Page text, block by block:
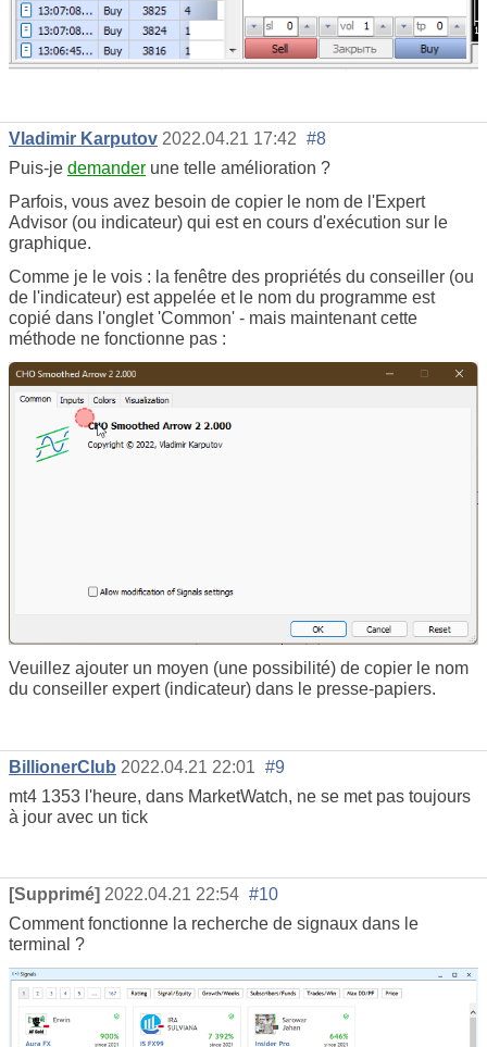
Vladimir Karputov 2022.04.21 17:42 #8
Puis-je demander une telle amélioration ?
Parfois, vous avez besoin de copier le nom de l'Expert
Advisor (ou indicateur) qui est en cours d'exécution sur le
graphique.
Comme je le vois : la fenêtre des propriétés du conseiller (ou
de l'indicateur) est appelée et le nom du programme est
copié dans l'onglet 'Common' - mais maintenant cette
méthode ne fonctionne pas :
Veuillez ajouter un moyen (une possibilité) de copier le nom
du conseiller expert (indicateur) dans le presse-papiers.
BillionerClub 2022.04.21 22:01 #9
mt4 1353 l'heure, dans MarketWatch, ne se met pas toujours
à jour avec un tick
[Supprimé] 2022.04.21 22:54 #10
Comment fonctionne la recherche de signaux dans le
terminal ?